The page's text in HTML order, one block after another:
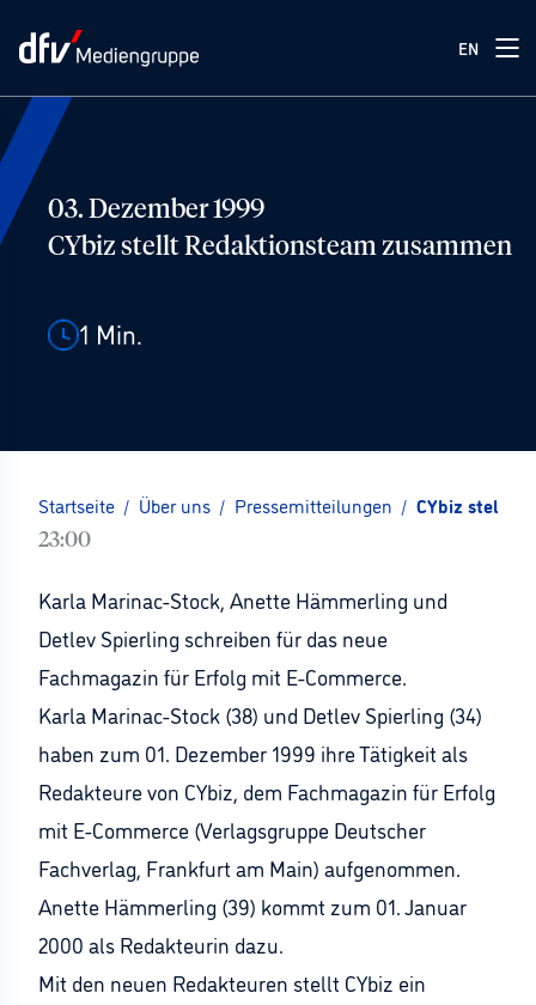
EN
03. Dezember 1999
CYbiz stellt Redaktionsteam zusammen
1 Min.
Startseite / Über uns / Pressemitteilungen / CYbiz stellt
23:00
Karla Marinac-Stock, Anette Hämmerling und
Detlev Spierling schreiben für das neue
Fachmagazin für Erfolg mit E-Commerce.
Karla Marinac-Stock (38) und Detlev Spierling (34)
haben zum 01. Dezember 1999 ihre Tätigkeit als
Redakteure von CYbiz, dem Fachmagazin für Erfolg
mit E-Commerce (Verlagsgruppe Deutscher
Fachverlag, Frankfurt am Main) aufgenommen.
Anette Hämmerling (39) kommt zum 01. Januar
2000 als Redakteurin dazu.
Mit den neuen Redakteuren stellt CYbiz ein